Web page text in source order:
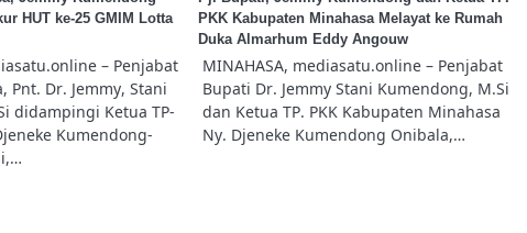
HUT ke-25 GMIM Lotta
– Penjabat
Pnt. Dr. Jemmy, Stani
didampingi Ketua TP-
Kumendong-
PKK Kabupaten Minahasa Melayat ke Rumah
Duka Almarhum Eddy Angouw
MINAHASA, mediasatu.online – Penjabat
Bupati Dr. Jemmy Stani Kumendong, M.Si
dan Ketua TP. PKK Kabupaten Minahasa
Ny. Djeneke Kumendong Onibala,…